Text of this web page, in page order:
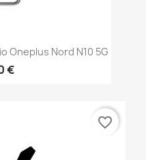
Oneplus Nord N10 5G
€
favorite_border